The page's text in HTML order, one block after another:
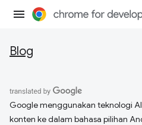
Blog
Google menggunakan teknologi
konten ke dalam bahasa pilihan